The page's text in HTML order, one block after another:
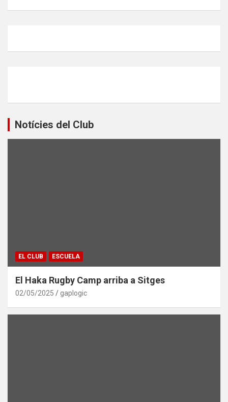
Notícies del Club
EL CLUB ESCUELA
El Haka Rugby Camp arriba a Sitges
02/05/2025 gaplogic